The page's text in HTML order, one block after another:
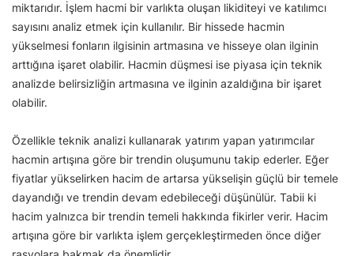
miktarıdır. İşlem hacmi bir varlıkta oluşan likiditeyi ve katılımcı
sayısını analiz etmek için kullanılır. Bir hissede hacmin
yükselmesi fonların ilgisinin artmasına ve hisseye olan ilginin
arttığına işaret olabilir. Hacmin düşmesi ise piyasa için teknik
analizde belirsizliğin artmasına ve ilginin azaldığına bir işaret
olabilir.
Özellikle teknik analizi kullanarak yatırım yapan yatırımcılar
hacmin artışına göre bir trendin oluşumunu takip ederler. Eğer
fiyatlar yükselirken hacim de artarsa yükselişin güçlü bir temele
dayandığı ve trendin devam edebileceği düşünülür. Tabii ki
hacim yalnızca bir trendin temeli hakkında fikirler verir. Hacim
artışına göre bir varlıkta işlem gerçekleştirmeden önce diğer